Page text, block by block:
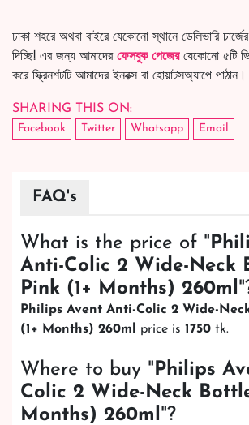
ঢাকা শহরে অথবা বাইরে যেকোনো স্থানে ডেলিভারি
দিচ্ছি! এর জন্য আমাদের ফেসবুক পেজেরযেকোনো ৫টি
করে স্ক্রিনশটটি আমাদের ইনবক্স বা হোয়াটসঅ্যাপে পাঠান।
SHARING THIS ON:
Facebook Twitter Whatsapp Email
FAQ's
What is the price of "
Anti-Colic 2 Wide-Neck
Pink (1+ Months) 260ml
Philips Avent Anti-Colic 2 Wide-
(1+ Months) 260ml
price is 1750 tk.
Where to buy "Philips
Colic 2 Wide-Neck
Months) 260ml"?